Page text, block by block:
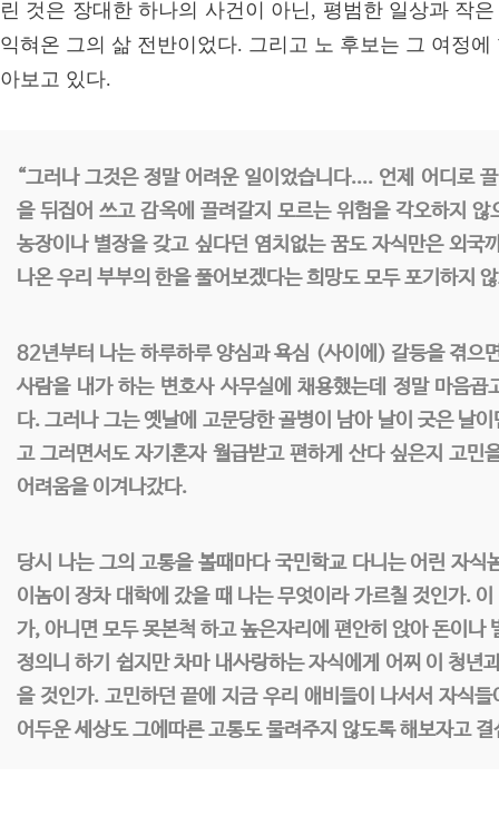
린 것은 장대한 하나의 사건이 아닌, 평범한 일상과 작
익혀온 그의 삶 전반이었다. 그리고 노 후보는 그 여정
아보고 있다.
“그러나 그것은 정말 어려운 일이었습니다.... 언제 어디로
을 뒤집어 쓰고 감옥에 끌려갈지 모르는 위험을 각오하지
농장이나 별장을 갖고 싶다던 염치없는 꿈도 자식만은 외국
나온 우리 부부의 한을 풀어보겠다는 희망도 모두 포기하지
82년부터 나는 하루하루 양심과 욕심 (사이에) 갈등을 겪으
사람을 내가 하는 변호사 사무실에 채용했는데 정말 마음곱
다. 그러나 그는 옛날에 고문당한 골병이 남아 날이 굿은 날
고 그러면서도 자기혼자 월급받고 편하게 산다 싶은지 고민
어려움을 이겨나갔다.
당시 나는 그의 고통을 볼때마다 국민학교 다니는 어린 자식
이놈이 장차 대학에 갔을 때 나는 무엇이라 가르칠 것인가.
가, 아니면 모두 못본척 하고 높은자리에 편안히 앉아 돈이나
정의니 하기 쉽지만 차마 내사랑하는 자식에게 어찌 이 청년
을 것인가. 고민하던 끝에 지금 우리 애비들이 나서서 자식
어두운 세상도 그에따른 고통도 물려주지 않도록 해보자고